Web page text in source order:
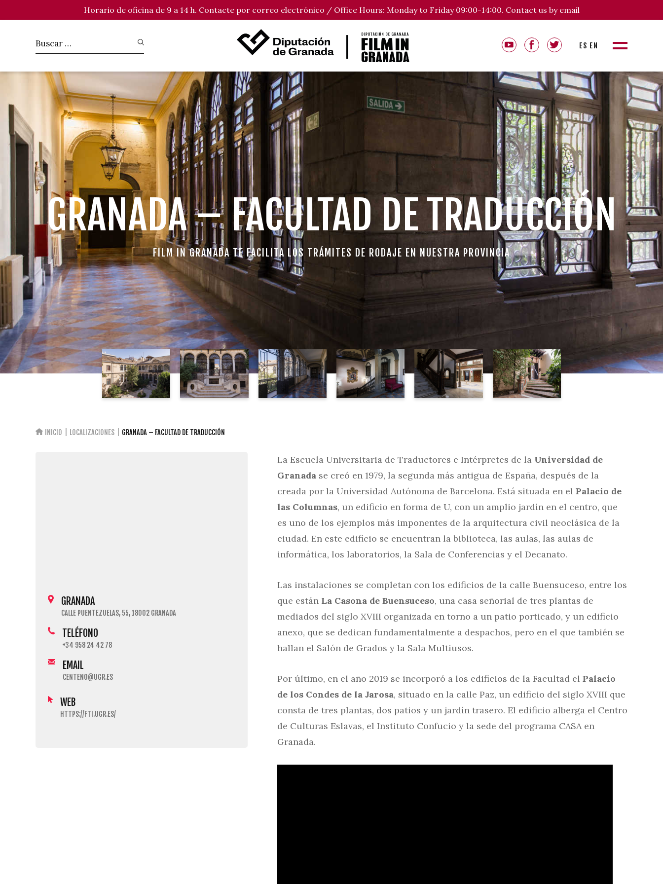
Horario de oficina de 9 a 14 h. Contacte por correo electrónico / Office Hours: Monday to Friday 09:00-14:00. Contact us by email
ES EN
GRANADA – FACULTAD DE TRADUCCIÓN
FILM IN GRANADA TE FACILITA LOS TRÁMITES DE RODAJE EN NUESTRA PROVINCIA
INICIO LOCALIZACIONES GRANADA – FACULTAD DE TRADUCCIÓN
GRANADA
CALLE PUENTEZUELAS, 55, 18002 GRANADA
TELÉFONO
+34 958 24 42 78
EMAIL
CENTENO@UGR.ES
WEB
HTTPS://FTI.UGR.ES/
La Escuela Universitaria de Traductores e Intérpretes de la Universidad de
Granada se creó en 1979, la segunda más antigua de España, después de la
creada por la Universidad Autónoma de Barcelona. Está situada en el Palacio de
las Columnas, un edificio en forma de U, con un amplio jardín en el centro, que
es uno de los ejemplos más imponentes de la arquitectura civil neoclásica de la
ciudad. En este edificio se encuentran la biblioteca, las aulas, las aulas de
informática, los laboratorios, la Sala de Conferencias y el Decanato.
Las instalaciones se completan con los edificios de la calle Buensuceso, entre los
que están La Casona de Buensuceso, una casa señorial de tres plantas de
mediados del siglo XVIII organizada en torno a un patio porticado, y un edificio
anexo, que se dedican fundamentalmente a despachos, pero en el que también se
hallan el Salón de Grados y la Sala Multiusos.
Por último, en el año 2019 se incorporó a los edificios de la Facultad el Palacio
de los Condes de la Jarosa, situado en la calle Paz, un edificio del siglo XVIII que
consta de tres plantas, dos patios y un jardín trasero. El edificio alberga el Centro
de Culturas Eslavas, el Instituto Confucio y la sede del programa CASA en
Granada.